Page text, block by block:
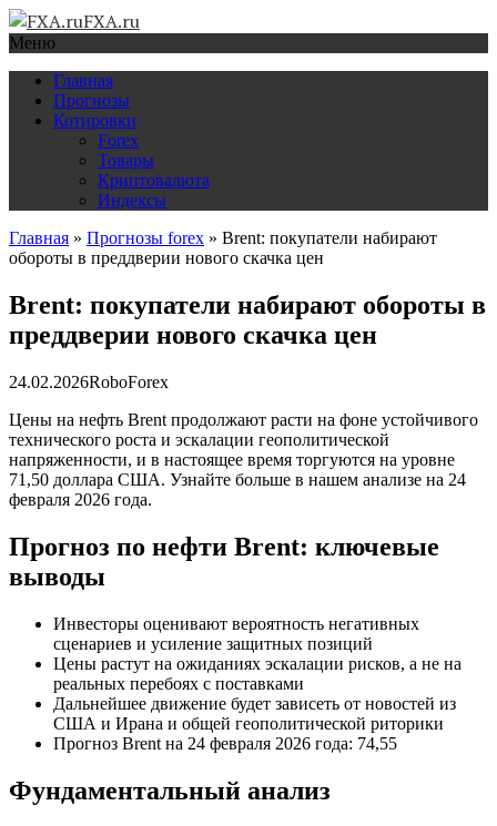
FXA.ru
Меню
Главная
Прогнозы
Котировки
Forex
Товары
Криптовалюта
Индексы
Главная » Прогнозы forex » Brent: покупатели набирают
обороты в преддверии нового скачка цен
Brent: покупатели набирают обороты в
преддверии нового скачка цен
24.02.2026RoboForex
Цены на нефть Brent продолжают расти на фоне устойчивого
технического роста и эскалации геополитической
напряженности, и в настоящее время торгуются на уровне
71,50 доллара США. Узнайте больше в нашем анализе на 24
февраля 2026 года.
Прогноз по нефти Brent: ключевые
выводы
Инвесторы оценивают вероятность негативных
сценариев и усиление защитных позиций
Цены растут на ожиданиях эскалации рисков, а не на
реальных перебоях с поставками
Дальнейшее движение будет зависеть от новостей из
США и Ирана и общей геополитической риторики
Прогноз Brent на 24 февраля 2026 года: 74,55
Фундаментальный анализ